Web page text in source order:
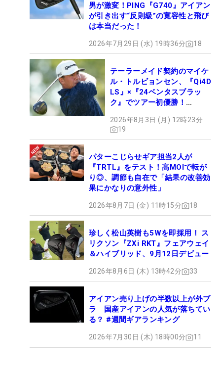
男が激変！PING『G740』アイアン
が引き出す“反則級”の寛容性と飛び
は本当だった！
2026年7月29日 (水) 19時36分 18
テーラーメイド契約のマイケ
ル・トルビョンセン、『Qi4D
LS』×『24ベンタスブラッ
ク』でツアー初優勝！
2026年8月3日 (月) 12時23分
19
パターこじらせギア担当2人が
『TRTL』をテスト！高MOIで転が
り◎、調節も自在で「結果の改善効
果にかなりの意外性」
2026年8月7日 (金) 11時15分 18
珍しく松山英樹も5Wを即採用！ ス
リクソン『ZXi RKT』フェアウェイ
＆ハイブリッド、9月12日デビュー
2026年8月6日 (木) 13時42分 33
アイアン売り上げの半数以上が外ブ
ラ 国産アイアンの人気が落ちてい
る？ #週間ギアランキング
2026年7月30日 (木) 18時00分 11